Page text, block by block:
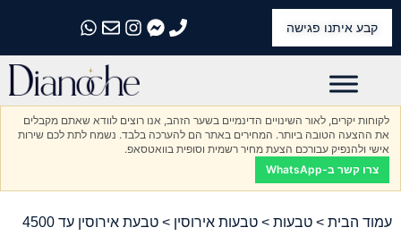
קבע איתנו פגישה
התקשרו אלינו
התקשרו אלינו
התקשרו אלינו
התקשרו אלינו
התקשרו אלינו
לקוחות יקרים, לאור השינויים הדינמיים בשער הזהב, אנו רוצים לוודא שאתם מקבלים
את ההצעה הטובה ביותר. המחירים באתר הם להערכה בלבד. נשמח לתת לכם שירות
אישי ולהנפיק עבורכם הצעת מחיר רשמית וסופית בוואטסאפ.
צרו קשר ב-WhatsApp
עמוד הבית > טבעות > טבעות אירוסין > טבעת אירוסין עד 4500